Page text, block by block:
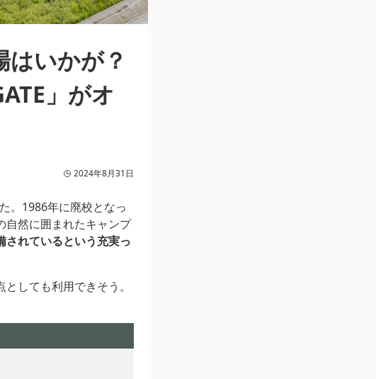
いかが？
」がオ
2024年8月31日
。1986年に廃校となっ
自然に囲まれたキャンプ
されているという充実っ
しても利用できそう。